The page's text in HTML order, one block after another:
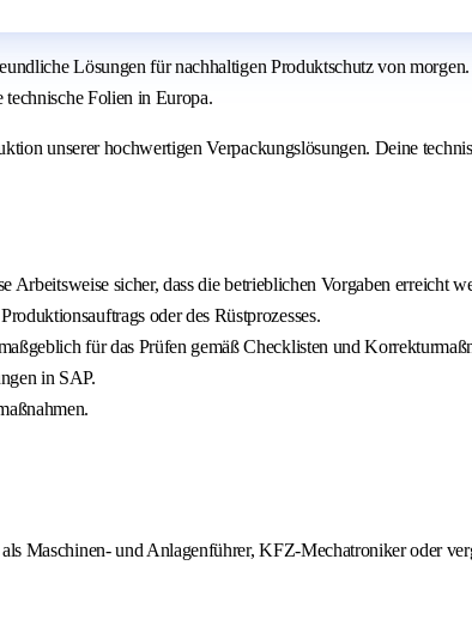
Lösungen für nachhaltigen Produktschutz von
Folien in Europa.
unserer hochwertigen Verpackungslösungen. Deine
Arbeitsweise sicher, dass die betrieblichen Vorgaben erreicht
oder des Rüstprozesses.
für das Prüfen gemäß Checklisten und
in SAP.
Maschinen- und Anlagenführer, KFZ-Mechatroniker oder